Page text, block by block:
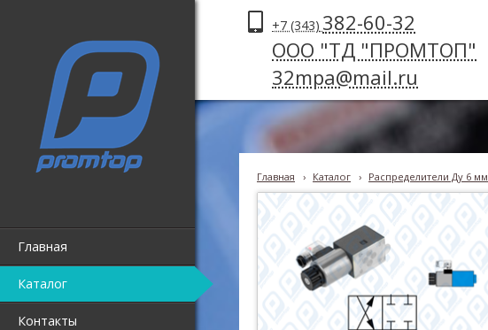
Главная
Каталог
Контакты
+7 (343) 382-60-32
ООО "ТД "ПРОМТОП"
32mpa@mail.ru
Главная › Каталог › Распределители Ду 6 мм